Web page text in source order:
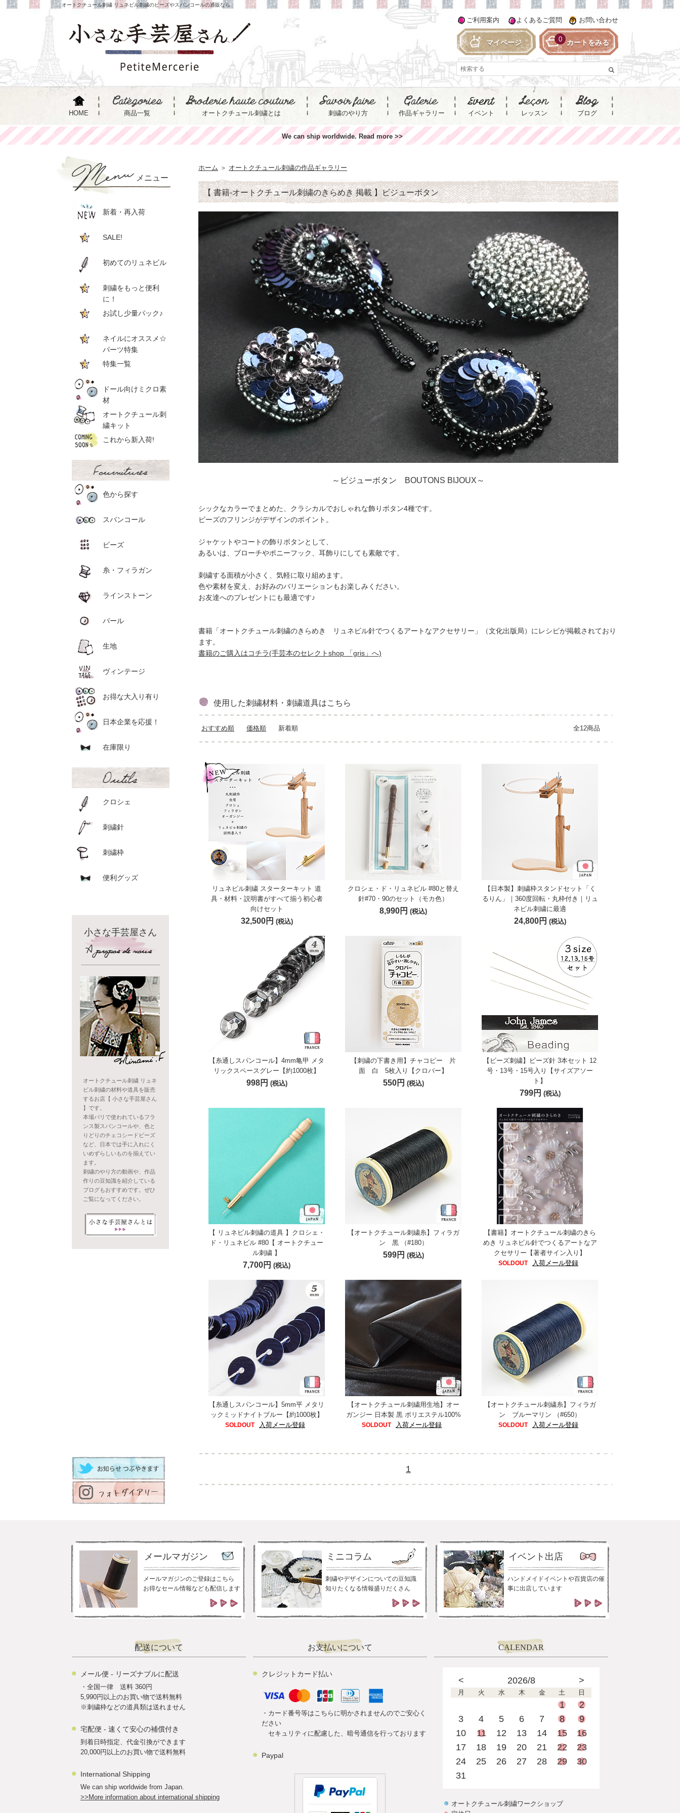
オートクチュール刺繍 リュネビル刺繍のビーズやスパンコールの通販なら
HOME 商品一覧 オートクチュール刺繍とは 刺繍のやり方 作品ギャラリー イベント レッスン ブログ
ご利用案内 よくあるご質問 お問い合わせ
マイページ カートをみる
0
We can ship worldwide. Read more >>
ホーム ＞ オートクチュール刺繍の作品ギャラリー
【 書籍-オートクチュール刺繍のきらめき 掲載 】ビジューボタン
～ビジューボタン BOUTONS BIJOUX～
シックなカラーでまとめた、クラシカルでおしゃれな飾りボタン4種です。
ビーズのフリンジがデザインのポイント。
ジャケットやコートの飾りボタンとして、
あるいは、ブローチやポニーフック、耳飾りにしても素敵です。
刺繍する面積が小さく、気軽に取り組めます。
色や素材を変え、お好みのバリエーションもお楽しみください。
お友達へのプレゼントにも最適です♪
書籍「オートクチュール刺繍のきらめき リュネビル針でつくるアートなアクセサリー」（文化出版局）にレシピが掲載されており
ます。
書籍のご購入はコチラ(手芸本のセレクトshop 「gris」へ)
使用した刺繍材料・刺繍道具はこちら
全12商品
おすすめ順 価格順 新着順
リュネビル刺繍 スターターキット 道
具・材料・説明書がすべて揃う初心者
向けセット
32,500円 (税込)
クロシェ・ド・リュネビル #80と替え
針#70・90のセット（モカ色）
8,990円 (税込)
【日本製】刺繍枠スタンドセット「く
るりん」｜360度回転・丸枠付き｜リュ
ネビル刺繍に最適
24,800円 (税込)
【糸通しスパンコール】4mm亀甲 メタ
リックスペースグレー【約1000枚】
998円 (税込)
【刺繍の下書き用】チャコピー 片
面 白 5枚入り【クロバー】
550円 (税込)
【ビーズ刺繍】ビーズ針 3本セット 12
号・13号・15号入り【サイズアソー
ト】
799円 (税込)
【 リュネビル刺繍の道具 】クロシェ・
ド・リュネビル #80【 オートクチュー
ル刺繍 】
7,700円 (税込)
【オートクチュール刺繍糸】フィラガ
ン 黒 （#180）
599円 (税込)
【書籍】オートクチュール刺繍のきら
めき リュネビル針でつくるアートなア
クセサリー【著者サイン入り】
SOLDOUT 入荷メール登録
【糸通しスパンコール】5mm平 メタリ
ックミッドナイトブルー【約1000枚】
SOLDOUT 入荷メール登録
【オートクチュール刺繍用生地】オー
ガンジー 日本製 黒 ポリエステル100%
SOLDOUT 入荷メール登録
【オートクチュール刺繍糸】フィラガ
ン ブルーマリン （#650）
SOLDOUT 入荷メール登録
1
メニュー
新着・再入荷
SALE!
初めてのリュネビル
刺繍をもっと便利
に！
お試し少量パック♪
ネイルにオススメ☆
パーツ特集
特集一覧
ドール向けミクロ素
材
オートクチュール刺
繍キット
これから新入荷!
色から探す
スパンコール
ビーズ
糸・フィラガン
ラインストーン
パール
生地
ヴィンテージ
お得な大入り有り
日本企業を応援！
在庫限り
クロシェ
刺繍針
刺繍枠
便利グッズ
小さな手芸屋さん
オートクチュール刺繍 リュネ
ビル刺繍の材料や道具を販売
するお店【 小さな手芸屋さん
】です。
本場パリで使われているフラ
ンス製スパンコールや、色と
りどりのチェコシードビーズ
など、日本では手に入れにく
いめずらしいものを揃えてい
ます。
刺繍のやり方の動画や、作品
作りの豆知識を紹介している
ブログもおすすめです。ぜひ
ご覧になってください。
メールマガジン
メールマガジンのご登録はこちら
お得なセール情報なども配信します
ミニコラム
刺繍やデザインについての豆知識
知りたくなる情報盛りだくさん
イベント出店
ハンドメイドイベントや百貨店の催
事に出店しています
配送について
メール便 - リーズナブルに配送
・全国一律 送料 360円
5,990円以上のお買い物で送料無料
※刺繍枠などの道具類は送れません
宅配便 - 速くて安心の補償付き
到着日時指定、代金引換ができます
20,000円以上のお買い物で送料無料
International Shipping
We can ship worldwide from Japan.
>>More information about international shipping
お支払いについて
クレジットカード払い
・カード番号等はこちらに明かされませんのでご安心く
ださい
セキュリティに配慮した、暗号通信を行っております
Paypal
CALENDAR
< 2026/8 >
月 火 水 木 金 土 日
1
2
3
4 5 6 7 8
9
10
11 12 13 14 15
16
17
18 19 20 21 22
23
24
25 26 27 28 29
30
31
オートクチュール刺繍ワークショップ